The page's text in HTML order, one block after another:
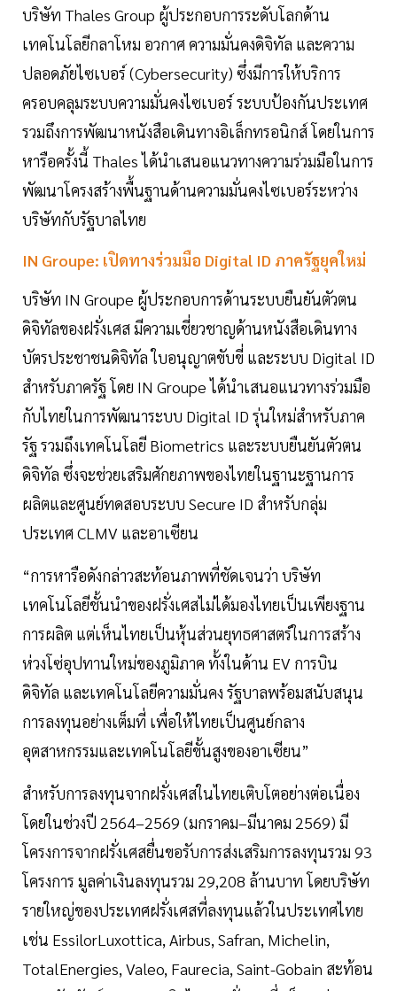
บริษัท Thales Group ผู้ประกอบการระดับโลกด้าน
เทคโนโลยีกลาโหม อวกาศ ความมั่นคงดิจิทัล และความ
ปลอดภัยไซเบอร์ (Cybersecurity) ซึ่งมีการให้บริการ
ครอบคลุมระบบความมั่นคงไซเบอร์ ระบบป้องกันประเทศ
รวมถึงการพัฒนาหนังสือเดินทางอิเล็กทรอนิกส์ โดยในการ
หารือครั้งนี้ Thales ได้นำเสนอแนวทางความร่วมมือในการ
พัฒนาโครงสร้างพื้นฐานด้านความมั่นคงไซเบอร์ระหว่าง
บริษัทกับรัฐบาลไทย
IN Groupe: เปิดทางร่วมมือ Digital ID ภาครัฐยุคใหม่
บริษัท IN Groupe ผู้ประกอบการด้านระบบยืนยันตัวตน
ดิจิทัลของฝรั่งเศส มีความเชี่ยวชาญด้านหนังสือเดินทาง
บัตรประชาชนดิจิทัล ใบอนุญาตขับขี่ และระบบ Digital ID
สำหรับภาครัฐ โดย IN Groupe ได้นำเสนอแนวทางร่วมมือ
กับไทยในการพัฒนาระบบ Digital ID รุ่นใหม่สำหรับภาค
รัฐ รวมถึงเทคโนโลยี Biometrics และระบบยืนยันตัวตน
ดิจิทัล ซึ่งจะช่วยเสริมศักยภาพของไทยในฐานะฐานการ
ผลิตและศูนย์ทดสอบระบบ Secure ID สำหรับกลุ่ม
ประเทศ CLMV และอาเซียน
“การหารือดังกล่าวสะท้อนภาพที่ชัดเจนว่า บริษัท
เทคโนโลยีชั้นนำของฝรั่งเศสไม่ได้มองไทยเป็นเพียงฐาน
การผลิต แต่เห็นไทยเป็นหุ้นส่วนยุทธศาสตร์ในการสร้าง
ห่วงโซ่อุปทานใหม่ของภูมิภาค ทั้งในด้าน EV การบิน
ดิจิทัล และเทคโนโลยีความมั่นคง รัฐบาลพร้อมสนับสนุน
การลงทุนอย่างเต็มที่ เพื่อให้ไทยเป็นศูนย์กลาง
อุตสาหกรรมและเทคโนโลยีขั้นสูงของอาเซียน”
สำหรับการลงทุนจากฝรั่งเศสในไทยเติบโตอย่างต่อเนื่อง
โดยในช่วงปี 2564–2569 (มกราคม–มีนาคม 2569) มี
โครงการจากฝรั่งเศสยื่นขอรับการส่งเสริมการลงทุนรวม 93
โครงการ มูลค่าเงินลงทุนรวม 29,208 ล้านบาท โดยบริษัท
รายใหญ่ของประเทศฝรั่งเศสที่ลงทุนแล้วในประเทศไทย
เช่น EssilorLuxottica, Airbus, Safran, Michelin,
TotalEnergies, Valeo, Faurecia, Saint-Gobain สะท้อน